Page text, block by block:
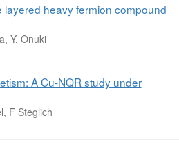
heavy fermion compound
Y. Onuki
A Cu-NQR study under
F Steglich